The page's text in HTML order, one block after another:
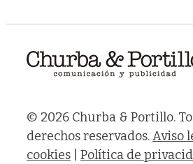
© 2026 Churba & Portillo.
derechos reservados.Aviso
cookies
Política de